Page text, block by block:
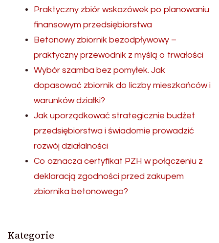
Praktyczny zbiór wskazówek po planowaniu
finansowym przedsiębiorstwa
Betonowy zbiornik bezodpływowy –
praktyczny przewodnik z myślą o trwałości
Wybór szamba bez pomyłek. Jak
dopasować zbiornik do liczby mieszkańców i
warunków działki?
Jak uporządkować strategicznie budżet
przedsiębiorstwa i świadomie prowadzić
rozwój działalności
Co oznacza certyfikat PZH w połączeniu z
deklaracją zgodności przed zakupem
zbiornika betonowego?
Kategorie